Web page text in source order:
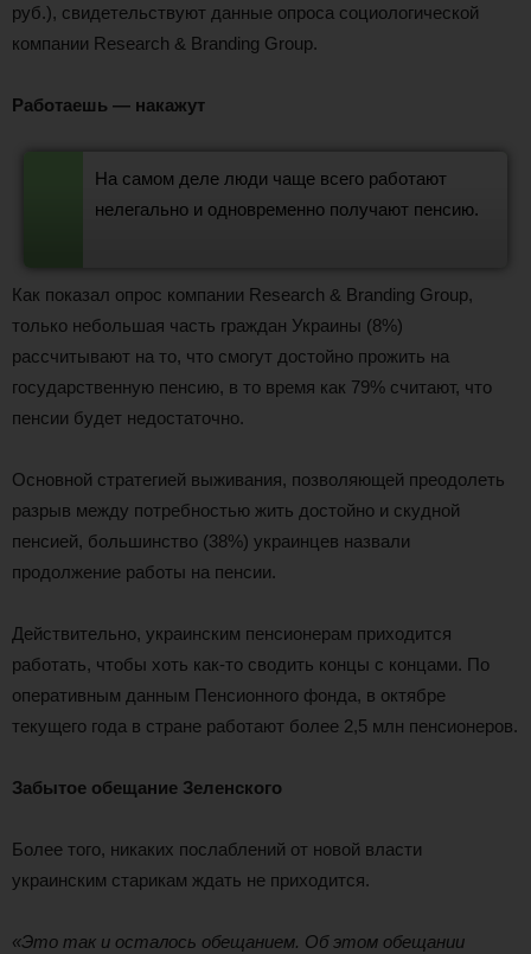
руб.), свидетельствуют данные опроса социологической
компании Research & Branding Group.
Работаешь — накажут
На самом деле люди чаще всего работают
нелегально и одновременно получают пенсию.
Как показал опрос компании Research & Branding Group,
только небольшая часть граждан Украины (8%)
рассчитывают на то, что смогут достойно прожить на
государственную пенсию, в то время как 79% считают, что
пенсии будет недостаточно.
Основной стратегией выживания, позволяющей преодолеть
разрыв между потребностью жить достойно и скудной
пенсией, большинство (38%) украинцев назвали
продолжение работы на пенсии.
Действительно, украинским пенсионерам приходится
работать, чтобы хоть как-то сводить концы с концами. По
оперативным данным Пенсионного фонда, в октябре
текущего года в стране работают более 2,5 млн пенсионеров.
Забытое обещание Зеленского
Более того, никаких послаблений от новой власти
украинским старикам ждать не приходится.
«Это так и осталось обещанием. Об этом обещании